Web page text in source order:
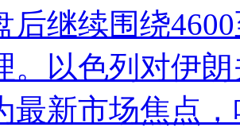
后继续围绕
。以色列对伊
最新市场焦点